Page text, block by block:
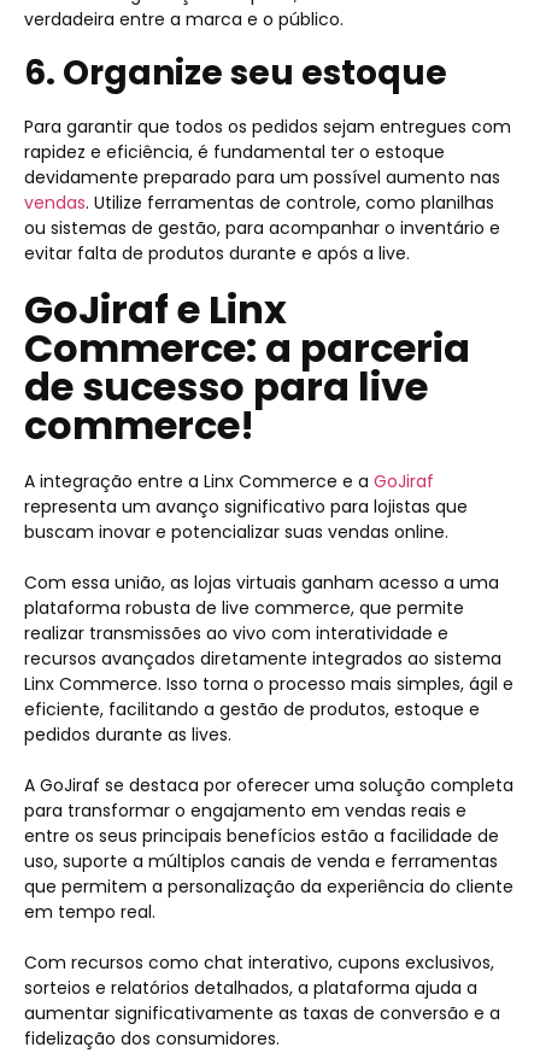
verdadeira entre a marca e o público.
6. Organize seu estoque
Para garantir que todos os pedidos sejam entregues com
rapidez e eficiência, é fundamental ter o estoque
devidamente preparado para um possível aumento nas
vendas. Utilize ferramentas de controle, como planilhas
ou sistemas de gestão, para acompanhar o inventário e
evitar falta de produtos durante e após a live.
GoJiraf e Linx
Commerce: a parceria
de sucesso para live
commerce!
A integração entre a Linx Commerce e a GoJiraf
representa um avanço significativo para lojistas que
buscam inovar e potencializar suas vendas online.
Com essa união, as lojas virtuais ganham acesso a uma
plataforma robusta de live commerce, que permite
realizar transmissões ao vivo com interatividade e
recursos avançados diretamente integrados ao sistema
Linx Commerce. Isso torna o processo mais simples, ágil e
eficiente, facilitando a gestão de produtos, estoque e
pedidos durante as lives.
A GoJiraf se destaca por oferecer uma solução completa
para transformar o engajamento em vendas reais e
entre os seus principais benefícios estão a facilidade de
uso, suporte a múltiplos canais de venda e ferramentas
que permitem a personalização da experiência do cliente
em tempo real.
Com recursos como chat interativo, cupons exclusivos,
sorteios e relatórios detalhados, a plataforma ajuda a
aumentar significativamente as taxas de conversão e a
fidelização dos consumidores.